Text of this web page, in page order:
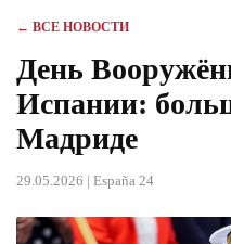
← ВСЕ НОВОСТИ
День
Испании:
Мадриде
29.05.2026 | España 24